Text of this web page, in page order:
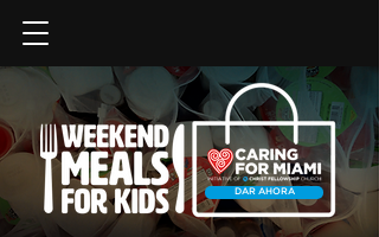
DAR AHORA